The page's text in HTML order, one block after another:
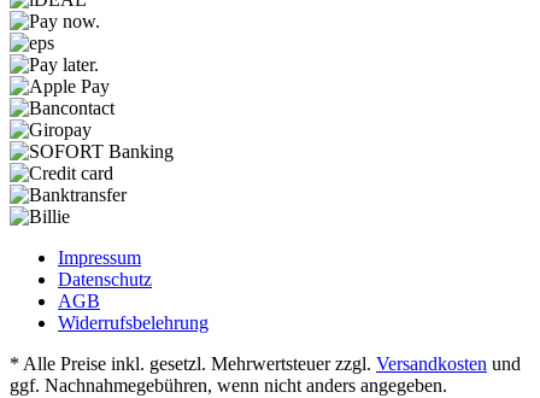
Impressum
Datenschutz
AGB
Widerrufsbelehrung
* Alle Preise inkl. gesetzl. Mehrwertsteuer zzgl. Versandkosten und
ggf. Nachnahmegebühren, wenn nicht anders angegeben.